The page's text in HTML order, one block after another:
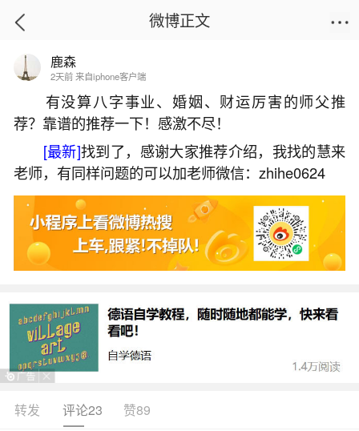
首页
2026太岁犯什么属相？
2026-07-06 13:32:22 17 4 赞
生活中像2026太岁犯什么属相？都是很常见的
微博正文
鹿森
2天前 来自iphone客户端
有没算八字事业、婚姻、财运厉害的师父推
荐？靠谱的推荐一下！感激不尽！
[最新]找到了，感谢大家推荐介绍，我找的慧来
老师，有同样问题的可以加老师微信：zhihe0624
转发 评论23 赞89